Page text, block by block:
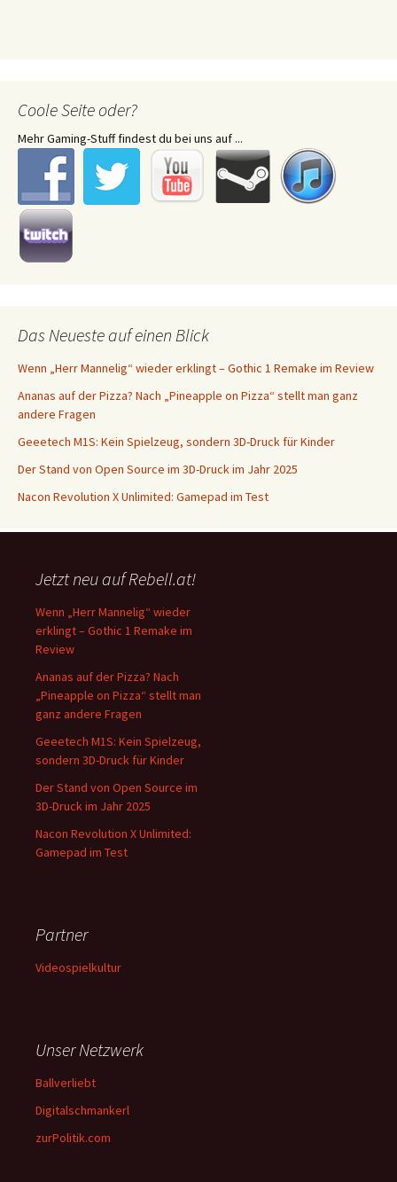
Coole Seite oder?
Mehr Gaming-Stuff findest du bei uns auf ...
Das Neueste auf einen Blick
Wenn „Herr Mannelig“ wieder erklingt – Gothic 1 Remake im Review
Ananas auf der Pizza? Nach „Pineapple on Pizza“ stellt man ganz
andere Fragen
Geeetech M1S: Kein Spielzeug, sondern 3D-Druck für Kinder
Der Stand von Open Source im 3D-Druck im Jahr 2025
Nacon Revolution X Unlimited: Gamepad im Test
Jetzt neu auf Rebell.at!
Wenn „Herr Mannelig“ wieder
erklingt – Gothic 1 Remake im
Review
Ananas auf der Pizza? Nach
„Pineapple on Pizza“ stellt man
ganz andere Fragen
Geeetech M1S: Kein Spielzeug,
sondern 3D-Druck für Kinder
Der Stand von Open Source im
3D-Druck im Jahr 2025
Nacon Revolution X Unlimited:
Gamepad im Test
Partner
Videospielkultur
Unser Netzwerk
Ballverliebt
Digitalschmankerl
zurPolitik.com